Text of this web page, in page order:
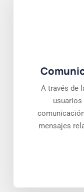
A través de
usuarios
mensajes